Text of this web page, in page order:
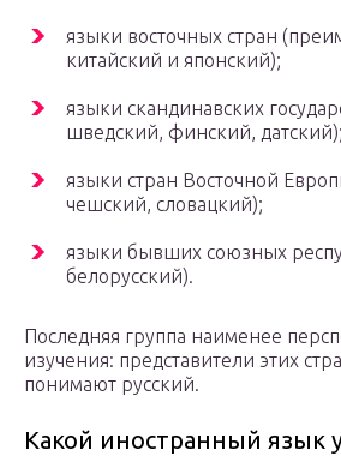
языки восточных стран
китайский и японский);
языки скандинавских
шведский, финский, датский);
языки стран Восточной
чешский, словацкий);
языки бывших союзных
белорусский).
Последняя группа наименее
изучения: представители этих
понимают русский.
Какой иностранный язык